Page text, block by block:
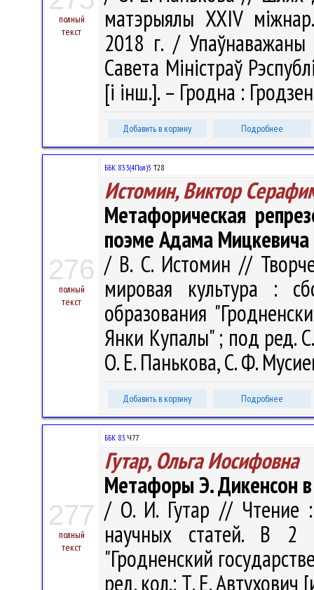
полный
текст
матэрыялы XXIV
2018 г. / Упаўнаважаны
Савета Міністраў
[і інш.]. – Гродна :
Добавить в корзину Подробнее
276
полный
текст
ББК 83.3(4Пол)5 Т28
Истомин, Виктор
Метафорическая
поэме Адама
/ В. С. Истомин //
мировая культура :
образования
Янки Купалы" ; под ред.
О. Е. Панькова, С. Ф.
Добавить в корзину Подробнее
277
полный
текст
ББК 83.Ч77
Гутар, Ольга Иосифовна
Метафоры Э. Дикенсон
/ О. И. Гутар // Чтение
научных статей. В
"Гродненский
ред. кол.: Т. Е.